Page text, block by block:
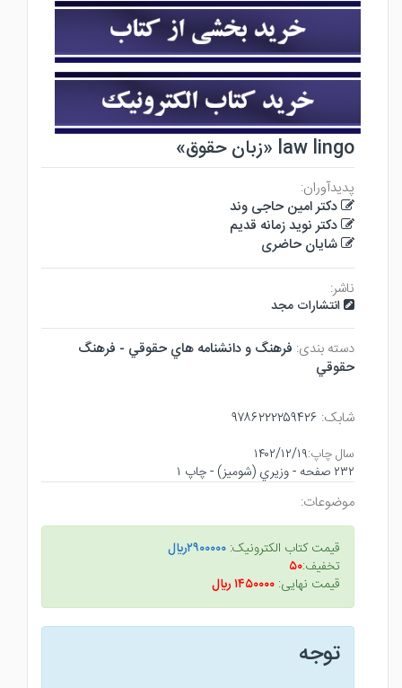
law lingo «زبان حقوق»
پدیدآوران:
دکتر امین حاجی وند
دکتر نوید زمانه قدیم
شایان حاضری
ناشر:
انتشارات مجد
دسته بندی: فرهنگ و دانشنامه هاي حقوقي - فرهنگ
حقوقي
شابک: ۹۷۸۶۲۲۲۲۵۹۴۲۶
سال چاپ:۱۴۰۲/۱۲/۱۹
۲۳۲ صفحه - وزيري (شوميز) - چاپ ۱
موضوعات:
قیمت کتاب الکترونیک: ۲۹۰۰۰۰۰ريال
تخفیف:۵۰
قیمت نهایی: ۱۴۵۰۰۰۰ ريال
توجه